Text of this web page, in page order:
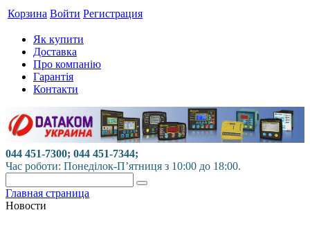
Корзина Войти Регистрация
Як купити
Доставка
Про компанію
Гарантія
Контакти
044 451-7300; 044 451-7344;
Час роботи: Понеділок-П’ятниця з 10:00 до 18:00.
Главная страница
Новости